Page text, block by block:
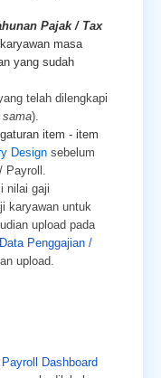
Pajak / Tax
masa
yang sudah
telah dilengkapi
sama).
item - item
Design sebelum
Payroll.
nilai gaji
karyawan untuk
upload pada
Penggajian /
upload.
Dashboard